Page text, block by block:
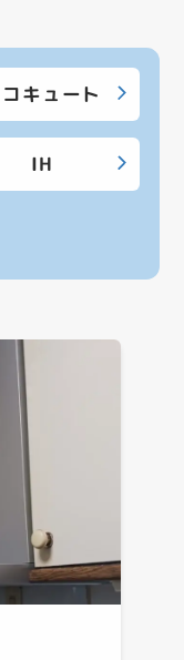
キュート
IH